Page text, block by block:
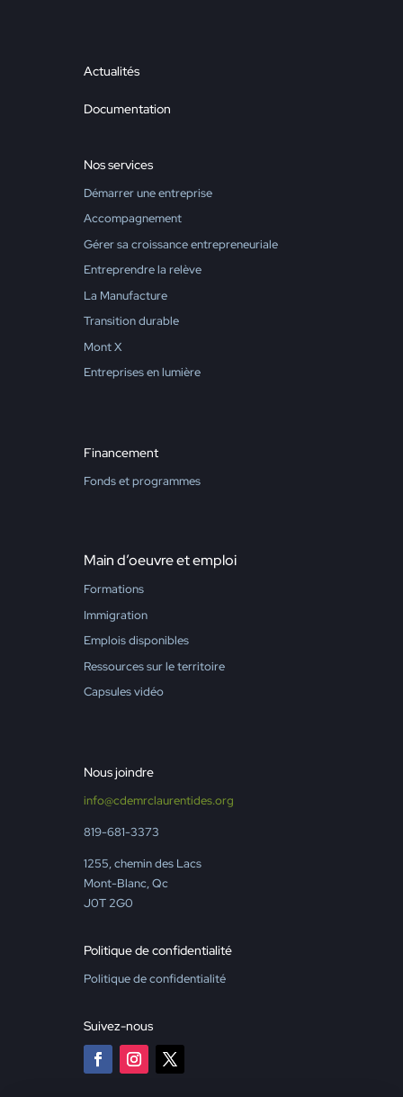
Actualités
Documentation
Nos services
Démarrer une entreprise
Accompagnement
Gérer sa croissance entrepreneuriale
Entreprendre la relève
La Manufacture
Transition durable
Mont X
Entreprises en lumière
Financement
Fonds et programmes
Main d’oeuvre et emploi
Formations
Immigration
Emplois disponibles
Ressources sur le territoire
Capsules vidéo
Nous joindre
info@cdemrclaurentides.org
819-681-3373
1255, chemin des Lacs
Mont-Blanc, Qc
J0T 2G0
Politique de confidentialité
Politique de confidentialité
Suivez-nous